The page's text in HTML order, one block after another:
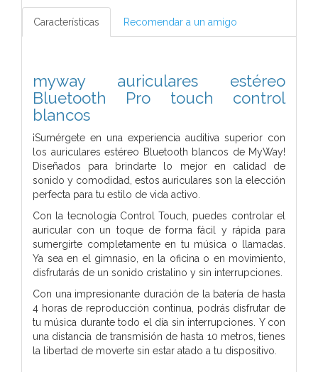
Características Recomendar a un amigo
myway auriculares estéreo
Bluetooth Pro touch control
blancos
¡Sumérgete en una experiencia auditiva superior con
los auriculares estéreo Bluetooth blancos de MyWay!
Diseñados para brindarte lo mejor en calidad de
sonido y comodidad, estos auriculares son la elección
perfecta para tu estilo de vida activo.
Con la tecnología Control Touch, puedes controlar el
auricular con un toque de forma fácil y rápida para
sumergirte completamente en tu música o llamadas.
Ya sea en el gimnasio, en la oficina o en movimiento,
disfrutarás de un sonido cristalino y sin interrupciones.
Con una impresionante duración de la batería de hasta
4 horas de reproducción continua, podrás disfrutar de
tu música durante todo el día sin interrupciones. Y con
una distancia de transmisión de hasta 10 metros, tienes
la libertad de moverte sin estar atado a tu dispositivo.